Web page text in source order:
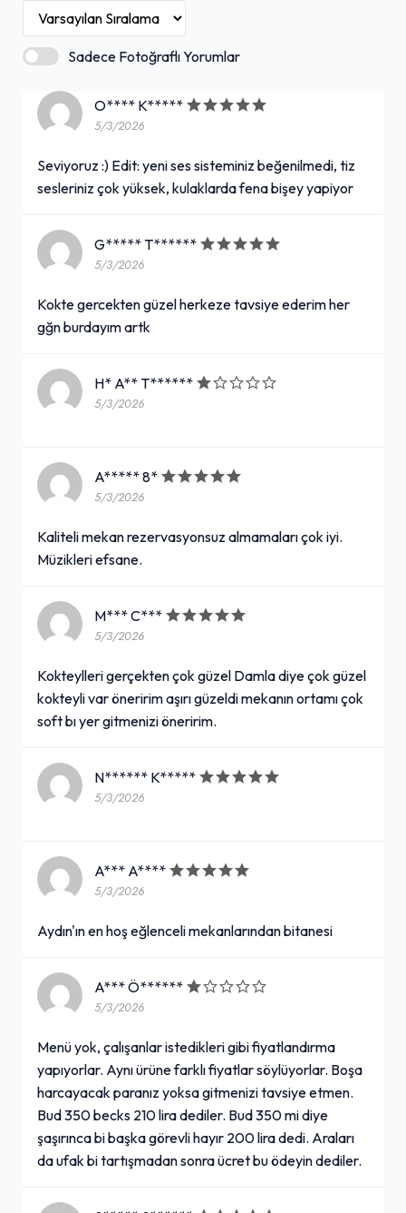
Sadece Fotoğraflı Yorumlar
O**** K*****
5/3/2026
Seviyoruz :) Edit: yeni ses sisteminiz beğenilmedi, tiz
sesleriniz çok yüksek, kulaklarda fena bişey yapiyor
G***** T******
5/3/2026
Kokte gercekten güzel herkeze tavsiye ederim her
gğn burdayım artk
H* A** T******
5/3/2026
A***** 8*
5/3/2026
Kaliteli mekan rezervasyonsuz almamaları çok iyi.
Müzikleri efsane.
M*** C***
5/3/2026
Kokteylleri gerçekten çok güzel Damla diye çok güzel
kokteyli var öneririm aşırı güzeldi mekanın ortamı çok
soft bı yer gitmenizi öneririm.
N****** K*****
5/3/2026
A*** A****
5/3/2026
Aydın'ın en hoş eğlenceli mekanlarından bitanesi
A*** Ö******
5/3/2026
Menü yok, çalışanlar istedikleri gibi fiyatlandırma
yapıyorlar. Aynı ürüne farklı fiyatlar söylüyorlar. Boşa
harcayacak paranız yoksa gitmenizi tavsiye etmen.
Bud 350 becks 210 lira dediler. Bud 350 mi diye
şaşırınca bi başka görevli hayır 200 lira dedi. Araları
da ufak bi tartışmadan sonra ücret bu ödeyin dediler.